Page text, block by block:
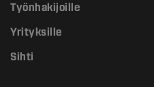
Työnhakijoille
Yrityksille
Sihti